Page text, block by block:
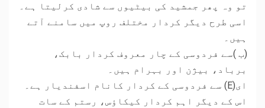
تو وہ پھر جمشید کی بیٹیوں سے شادی کرلیتا ہے۔
اسی طرح دیگر کردار مختلف روپ میں سامنے آتے
ہیں۔
(ب )سے فردوسی کے چار معروف کردار بابک،
برباد، بیژن اور بہرام ہیں۔
ای(E) سے فردوسی کے کردار کانام اسفندیار ہے۔
اس کے دیگر اہم کردار کیکاؤس، رستم کے سات